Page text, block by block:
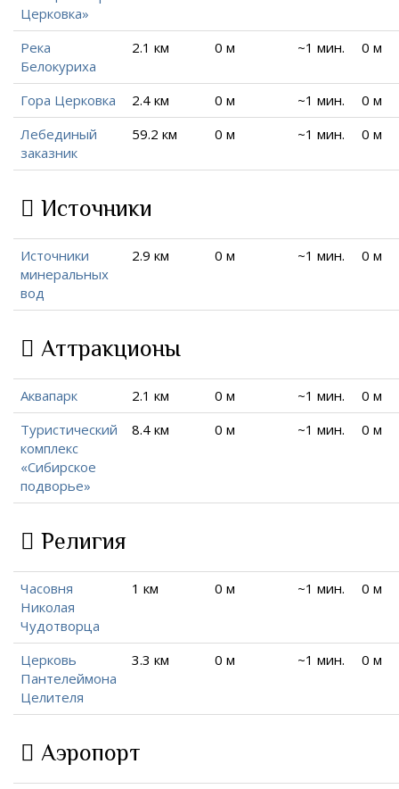
Церковка»
Река
Белокуриха
2.1 км 0 м ~1 мин. 0 м
Гора Церковка 2.4 км 0 м ~1 мин.
0 м
Лебединый
заказник
59.2 км 0 м ~1 мин. 0 м
Источники
Источники
минеральных
вод
2.9 км 0 м ~1 мин. 0 м
Аттракционы
Аквапарк 2.1 км 0 м ~1 мин.
0 м
Туристический
комплекс
«Сибирское
подворье»
8.4 км 0 м ~1 мин. 0 м
Религия
Часовня
Николая
Чудотворца
1 км 0 м ~1 мин. 0 м
Церковь
Пантелеймона
Целителя
3.3 км 0 м ~1 мин. 0 м
Аэропорт